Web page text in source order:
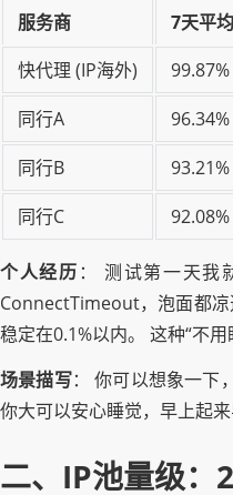
服务商 7天平
快代理 (IP海外)
99.87%
同行A
96.34%
同行B
93.21%
同行C
92.08%
个人经历 ： 测试第一天我
ConnectTimeout，泡面都凉
稳定在0.1%以内。 这种“不
场景描写： 你可以想象一下
你大可以安心睡觉，早上起
二、IP池量级：